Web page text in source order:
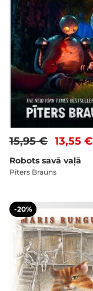
13,55 €
15,95 €
Robots savā vaļā
Pīters Brauns
-20%